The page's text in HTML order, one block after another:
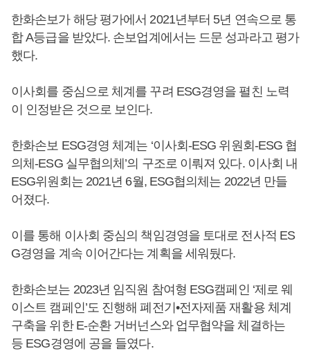
한화손보가 해당 평가에서 2021년부터 5년 연속으로 통
합 A등급을 받았다. 손보업계에서는 드문 성과라고 평가
했다.
이사회를 중심으로 체계를 꾸려 ESG경영을 펼친 노력
이 인정받은 것으로 보인다.
한화손보 ESG경영 체계는 ‘이사회-ESG 위원회-ESG 협
의체-ESG 실무협의체’의 구조로 이뤄져 있다. 이사회 내
ESG위원회는 2021년 6월, ESG협의체는 2022년 만들
어졌다.
이를 통해 이사회 중심의 책임경영을 토대로 전사적 ES
G경영을 계속 이어간다는 계획을 세워뒀다.
한화손보는 2023년 임직원 참여형 ESG캠페인 ‘제로 웨
이스트 캠페인’도 진행해 폐전기•전자제품 재활용 체계
구축을 위한 E-순환 거버넌스와 업무협약을 체결하는
등 ESG경영에 공을 들였다.